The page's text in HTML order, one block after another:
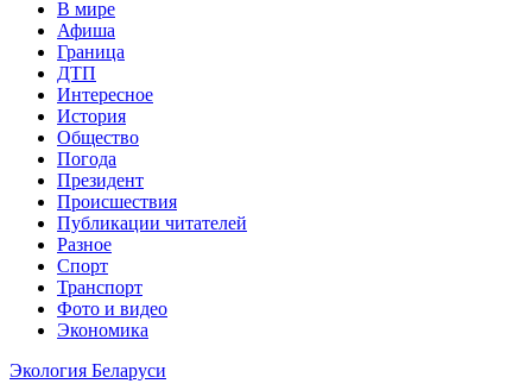
В мире
Афиша
Граница
ДТП
Интересное
История
Общество
Погода
Президент
Происшествия
Публикации читателей
Разное
Спорт
Транспорт
Фото и видео
Экономика
Экология Беларуси